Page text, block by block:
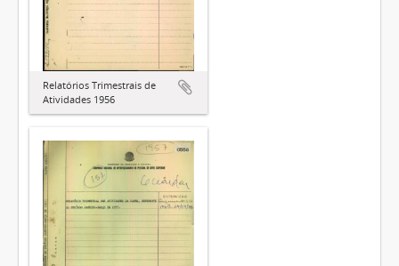
Relatórios Trimestrais de
Atividades 1956